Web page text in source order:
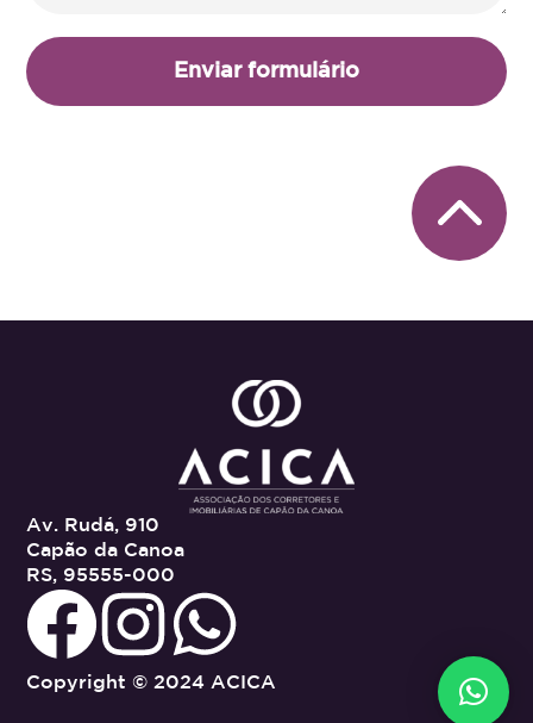
Enviar formulário
Av. Rudá, 910
Capão da Canoa
RS, 95555-000
Copyright © 2024 ACICA